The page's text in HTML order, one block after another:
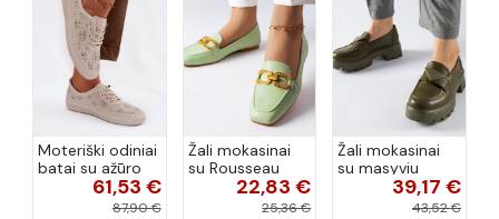
Moteriški odiniai
batai su ažūro
elementais
S.Barski LR61-
61,53 €
87,90 €
Žali mokasinai
su Rousseau
sagtimi22,83 €
25,36 €
Žali mokasinai
su masyviu
Eligio padu39,17 €
43,52 €